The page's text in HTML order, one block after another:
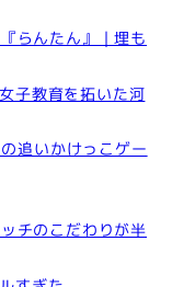
らんたん』｜埋も
子教育を拓いた河
追いかけっこゲー
チのこだわりが半